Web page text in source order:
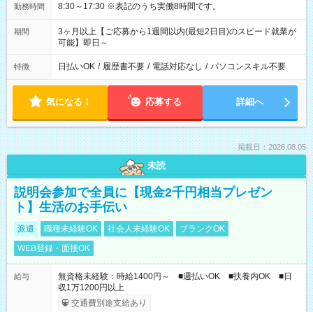
勤務時間 8:30～17:30 ※表記のうち実働8時間です。
期間
3ヶ月以上【ご応募から1週間以内(最短2日目)のスピード就業が
可能】即日～
特徴 日払いOK / 履歴書不要 / 電話対応なし / パソコンスキル不要
気になる！ 応募する 詳細へ
掲載日：2026.08.05
未読
説明会参加で全員に【現金2千円相当プレゼン
ト】生活のお手伝い
派遣 職種未経験OK 社会人未経験OK
ブランクOK
WEB登録・面接OK
給与
無資格未経験：時給1400円～ ■週払いOK ■扶養内OK ■日
収1万1200円以上
交通費別途支給あり